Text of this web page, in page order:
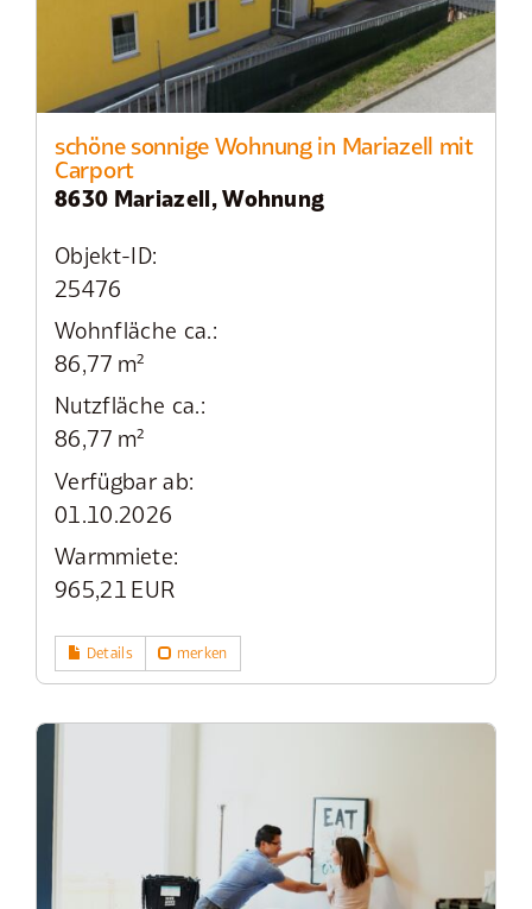
schöne sonnige Wohnung in Mariazell mit
Carport
8630 Mariazell, Wohnung
Objekt-ID:
25476
Wohnfläche ca.:
86,77 m²
Nutzfläche ca.:
86,77 m²
Verfügbar ab:
01.10.2026
Warmmiete:
965,21 EUR
Details merken